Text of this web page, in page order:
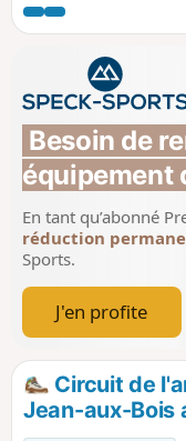
village de France",
d'une jolie
village de la Brévière
Besoin de
équipement
En tant qu’abonné
réduction
Sports.
J'en profite
Circuit de
Jean-aux-Bois